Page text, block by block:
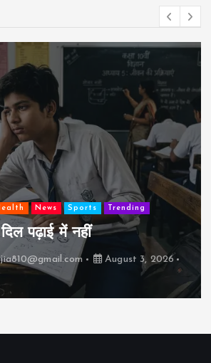
Mutual fund society Travel
10,000 कमाने वाले का बच्चा
बन सकता है?
August 2, 2026